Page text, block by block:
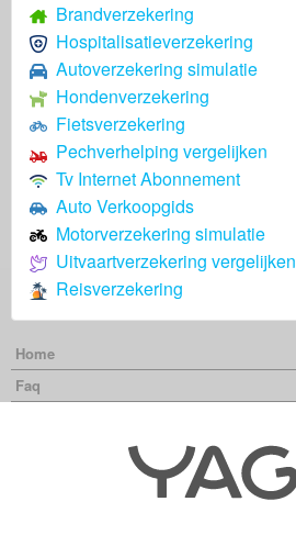
Brandverzekering
Hospitalisatieverzekering
Autoverzekering simulatie
Hondenverzekering
Fietsverzekering
Pechverhelping vergelijken
Tv Internet Abonnement
Auto Verkoopgids
Motorverzekering simulatie
Uitvaartverzekering vergelijken
Reisverzekering
Home
Faq